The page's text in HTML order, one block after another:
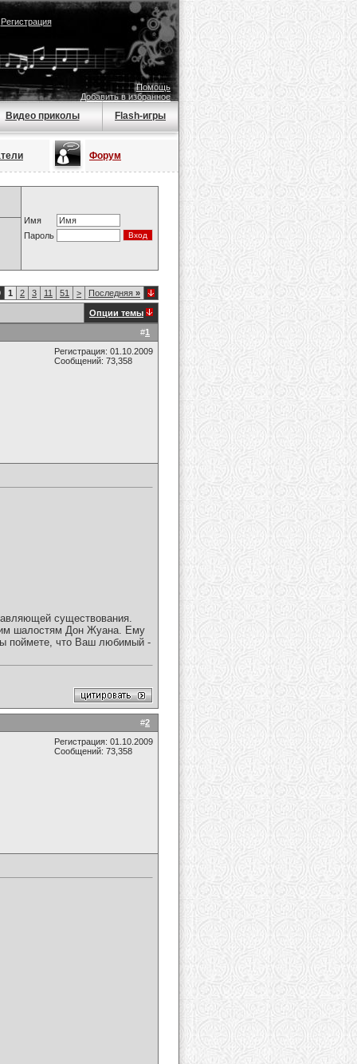
Регистрация
Помощь
Добавить в избранное
Видео приколы Flash-игры
Форум
Имя
Пароль
1 2 3 11 51 > Последняя »
Опции темы
#1
Регистрация: 01.10.2009
Сообщений: 73,358
существования.
шалостям Дон Жуана. Ему
поймете, что Ваш любимый -
#2
Регистрация: 01.10.2009
Сообщений: 73,358